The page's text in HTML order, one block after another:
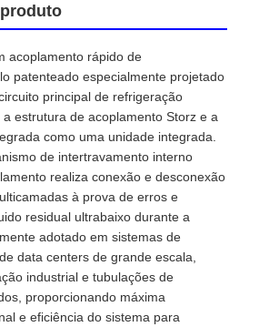
acoplamento rápido de
patenteado especialmente projetado
principal de refrigeração
estrutura de acoplamento Storz e a
como uma unidade integrada.
de intertravamento interno
realiza conexão e desconexão
à prova de erros e
residual ultrabaixo durante a
adotado em sistemas de
data centers de grande escala,
industrial e tubulações de
proporcionando máxima
e eficiência do sistema para